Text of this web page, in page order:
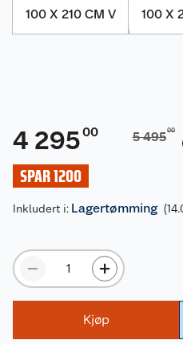
100 X 210 CM V 100 X
4 29500 5 49500
SPAR 1200
Inkludert i: Lagertømming
Kjøp